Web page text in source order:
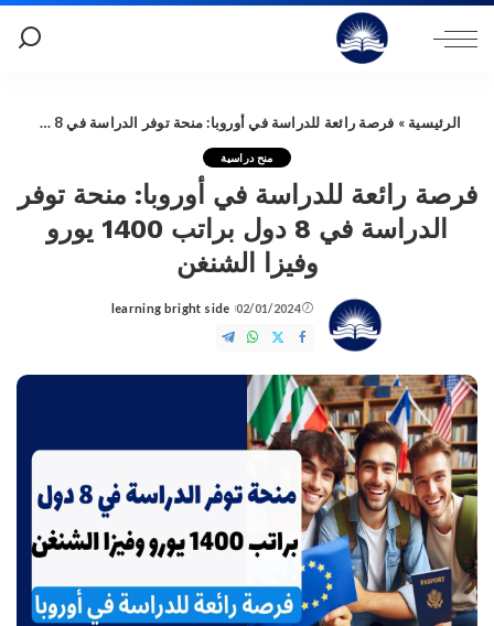
الرئيسية » فرصة رائعة للدراسة في أوروبا: منحة توفر الدراسة في 8 دول براتب 1400 يورو وفيزا الشنغن
منح دراسية
فرصة رائعة للدراسة في أوروبا: منحة توفر
الدراسة في 8 دول براتب 1400 يورو
وفيزا الشنغن
02/01/2024
Posted
by
learning bright side